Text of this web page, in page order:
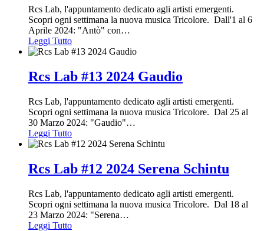
Rcs Lab, l'appuntamento dedicato agli artisti emergenti.
Scopri ogni settimana la nuova musica Tricolore. Dall'1 al 6
Aprile 2024: "Antò" con…
Leggi Tutto
Rcs Lab #13 2024 Gaudio
Rcs Lab, l'appuntamento dedicato agli artisti emergenti.
Scopri ogni settimana la nuova musica Tricolore. Dal 25 al
30 Marzo 2024: "Gaudio"…
Leggi Tutto
Rcs Lab #12 2024 Serena Schintu
Rcs Lab, l'appuntamento dedicato agli artisti emergenti.
Scopri ogni settimana la nuova musica Tricolore. Dal 18 al
23 Marzo 2024: "Serena…
Leggi Tutto